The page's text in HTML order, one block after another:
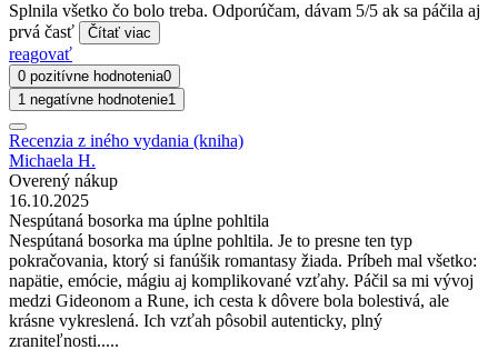
Splnila všetko čo bolo treba. Odporúčam, dávam 5/5 ak sa páčila aj
prvá časť
Čítať viac
reagovať
0 pozitívne hodnotenia0
1 negatívne hodnotenie1
Recenzia z iného vydania (kniha)
Michaela H.
Overený nákup
16.10.2025
Nespútaná bosorka ma úplne pohltila
Nespútaná bosorka ma úplne pohltila. Je to presne ten typ
pokračovania, ktorý si fanúšik romantasy žiada. Príbeh mal všetko:
napätie, emócie, mágiu aj komplikované vzťahy. Páčil sa mi vývoj
medzi Gideonom a Rune, ich cesta k dôvere bola bolestivá, ale
krásne vykreslená. Ich vzťah pôsobil autenticky, plný
zraniteľnosti.....